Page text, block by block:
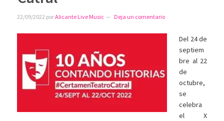
22/09/2022 porAlicante Live Music Deja un comentario
Del 24 de
septiem
bre al 22
de
octubre,
se
celebra
el X